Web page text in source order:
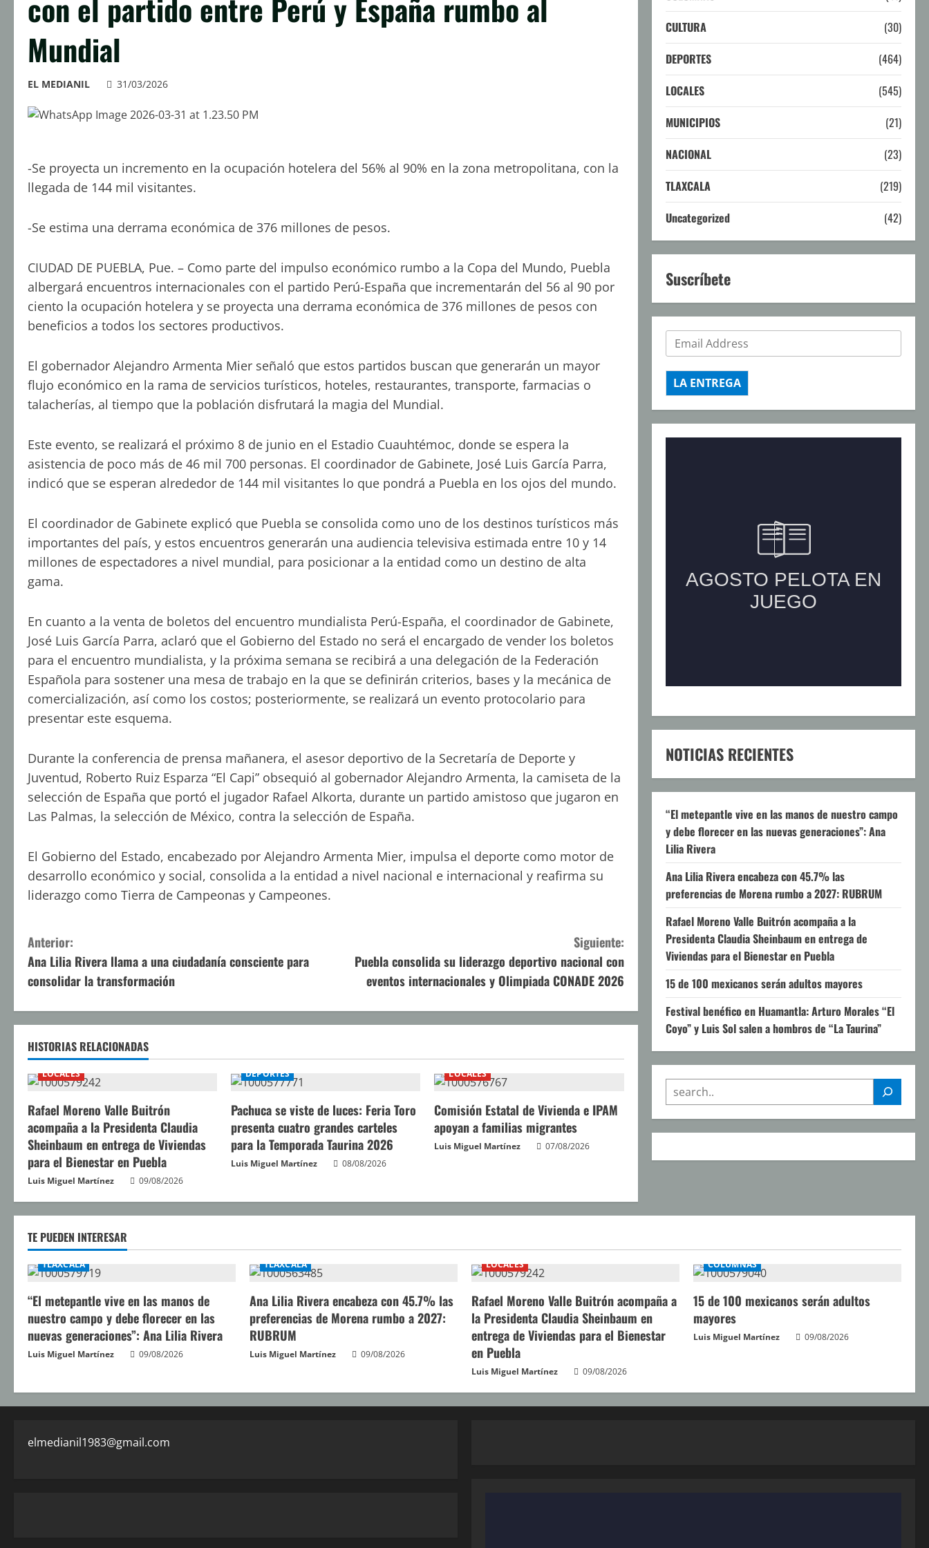
con el partido entre Perú y España rumbo al
Mundial
EL MEDIANIL 31/03/2026
-Se proyecta un incremento en la ocupación hotelera del 56% al 90% en la zona metropolitana, con la
llegada de 144 mil visitantes.
-Se estima una derrama económica de 376 millones de pesos.
CIUDAD DE PUEBLA, Pue. – Como parte del impulso económico rumbo a la Copa del Mundo, Puebla
albergará encuentros internacionales con el partido Perú-España que incrementarán del 56 al 90 por
ciento la ocupación hotelera y se proyecta una derrama económica de 376 millones de pesos con
beneficios a todos los sectores productivos.
El gobernador Alejandro Armenta Mier señaló que estos partidos buscan que generarán un mayor
flujo económico en la rama de servicios turísticos, hoteles, restaurantes, transporte, farmacias o
talacherías, al tiempo que la población disfrutará la magia del Mundial.
Este evento, se realizará el próximo 8 de junio en el Estadio Cuauhtémoc, donde se espera la
asistencia de poco más de 46 mil 700 personas. El coordinador de Gabinete, José Luis García Parra,
indicó que se esperan alrededor de 144 mil visitantes lo que pondrá a Puebla en los ojos del mundo.
El coordinador de Gabinete explicó que Puebla se consolida como uno de los destinos turísticos más
importantes del país, y estos encuentros generarán una audiencia televisiva estimada entre 10 y 14
millones de espectadores a nivel mundial, para posicionar a la entidad como un destino de alta
gama.
En cuanto a la venta de boletos del encuentro mundialista Perú-España, el coordinador de Gabinete,
José Luis García Parra, aclaró que el Gobierno del Estado no será el encargado de vender los boletos
para el encuentro mundialista, y la próxima semana se recibirá a una delegación de la Federación
Española para sostener una mesa de trabajo en la que se definirán criterios, bases y la mecánica de
comercialización, así como los costos; posteriormente, se realizará un evento protocolario para
presentar este esquema.
Durante la conferencia de prensa mañanera, el asesor deportivo de la Secretaría de Deporte y
Juventud, Roberto Ruiz Esparza “El Capi” obsequió al gobernador Alejandro Armenta, la camiseta de la
selección de España que portó el jugador Rafael Alkorta, durante un partido amistoso que jugaron en
Las Palmas, la selección de México, contra la selección de España.
El Gobierno del Estado, encabezado por Alejandro Armenta Mier, impulsa el deporte como motor de
desarrollo económico y social, consolida a la entidad a nivel nacional e internacional y reafirma su
liderazgo como Tierra de Campeonas y Campeones.
S
i
g
u
e
l
e
y
e
n
d
o
Anterior:
Ana Lilia Rivera llama a una ciudadanía consciente para
consolidar la transformación
Siguiente:
Puebla consolida su liderazgo deportivo nacional con
eventos internacionales y Olimpiada CONADE 2026
HISTORIAS RELACIONADAS
LOCALES
Rafael Moreno Valle Buitrón
acompaña a la Presidenta Claudia
Sheinbaum en entrega de Viviendas
para el Bienestar en Puebla
Luis Miguel Martínez 09/08/2026
DEPORTES
Pachuca se viste de luces: Feria Toro
presenta cuatro grandes carteles
para la Temporada Taurina 2026
Luis Miguel Martínez 08/08/2026
LOCALES
Comisión Estatal de Vivienda e IPAM
apoyan a familias migrantes
Luis Miguel Martínez 07/08/2026
CULTURA
(30)
DEPORTES
(464)
LOCALES
(545)
MUNICIPIOS
(21)
NACIONAL
(23)
TLAXCALA
(219)
Uncategorized
(42)
Suscríbete
LA ENTREGA
NOTICIAS RECIENTES
“El metepantle vive en las manos de nuestro campo
y debe florecer en las nuevas generaciones”: Ana
Lilia Rivera
Ana Lilia Rivera encabeza con 45.7% las
preferencias de Morena rumbo a 2027: RUBRUM
Rafael Moreno Valle Buitrón acompaña a la
Presidenta Claudia Sheinbaum en entrega de
Viviendas para el Bienestar en Puebla
15 de 100 mexicanos serán adultos mayores
Festival benéfico en Huamantla: Arturo Morales “El
Coyo” y Luis Sol salen a hombros de “La Taurina”
SEARCH
TE PUEDEN INTERESAR
TLAXCALA
“El metepantle vive en las manos de
nuestro campo y debe florecer en las
nuevas generaciones”: Ana Lilia Rivera
Luis Miguel Martínez 09/08/2026
TLAXCALA
Ana Lilia Rivera encabeza con 45.7% las
preferencias de Morena rumbo a 2027:
RUBRUM
Luis Miguel Martínez 09/08/2026
LOCALES
Rafael Moreno Valle Buitrón acompaña a
la Presidenta Claudia Sheinbaum en
entrega de Viviendas para el Bienestar
en Puebla
Luis Miguel Martínez 09/08/2026
COLUMNAS
15 de 100 mexicanos serán adultos
mayores
Luis Miguel Martínez 09/08/2026
elmedianil1983@gmail.com